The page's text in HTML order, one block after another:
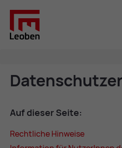
Auf die­ser Sei­te:
Recht­li­che Hin­wei­se